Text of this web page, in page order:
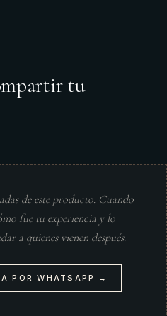
tu
de este producto. Cuando
fue tu experiencia y lo
a quienes vienen después.
POR WHATSAPP →